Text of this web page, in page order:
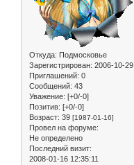
Откуда: Подмосковье
Зарегистрирован: 2006-10-29
Приглашений: 0
Сообщений: 43
Уважение: [+0/-0]
Позитив: [+0/-0]
Возраст: 39 [1987-01-16]
Провел на форуме:
Не определено
Последний визит:
2008-01-16 12:35:11